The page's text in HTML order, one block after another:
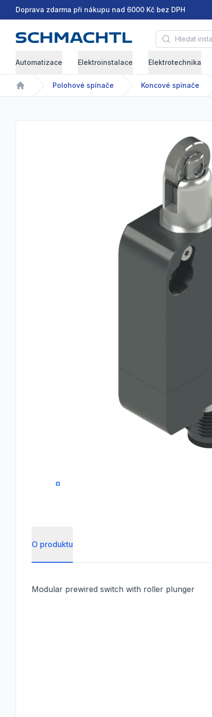
Doprava zdarma při nákupu nad 6000 Kč bez DPH
Hledat
Automatizace Elektroinstalace Elektrotechnika
Home
Polohové spínače Koncové spínače
0
O produktu
Modular prewired switch with roller plunger